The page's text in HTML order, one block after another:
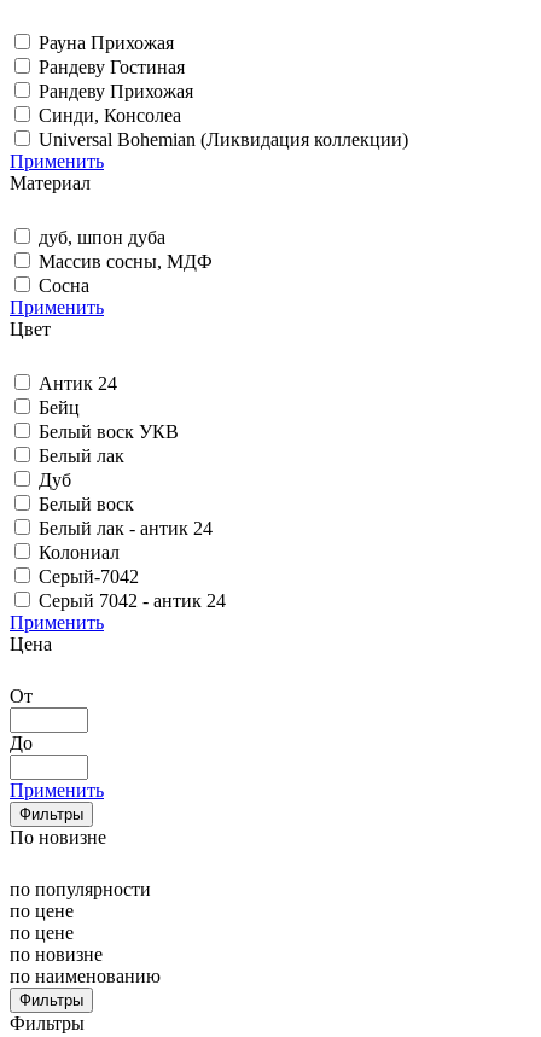
Рауна Прихожая
Рандеву Гостиная
Рандеву Прихожая
Синди, Консолеа
Universal Bohemian (Ликвидация коллекции)
Применить
Материал
дуб, шпон дуба
Массив сосны, МДФ
Сосна
Применить
Цвет
Антик 24
Бейц
Белый воск УКВ
Белый лак
Дуб
Белый воск
Белый лак - антик 24
Колониал
Серый-7042
Серый 7042 - антик 24
Применить
Цена
От
До
Применить
Фильтры
По новизне
по популярности
по цене
по цене
по новизне
по наименованию
Фильтры
Фильтры